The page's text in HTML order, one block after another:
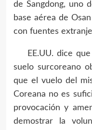
de Sangdong, uno
base aérea de
con fuentes
EE.UU. dice que
suelo surcoreano
que el vuelo del
Coreana no es
provocación y
demostrar la